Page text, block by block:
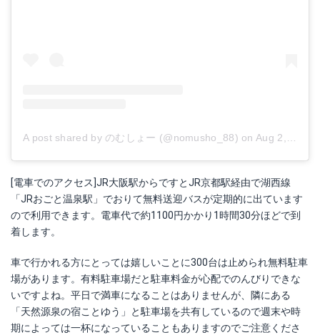
A post shared by のむしょー (@nomusho_88) onAug 2, 2016 at 5:28am PDT
[電車でのアクセス]JR大阪駅からですとJR京都駅経由で湖西線
「JRおごと温泉駅」でおりて無料送迎バスが定期的に出ています
ので利用できます。電車代で約1100円かかり1時間30分ほどで到
着します。
車で行かれる方にとっては嬉しいことに300台は止められ無料駐車
場があります。有料駐車場だと駐車料金が心配でのんびりできな
いですよね。平日で満車になることはありませんが、隣にある
「天然源泉の宿ことゆう」と駐車場を共有しているので週末や時
期によっては一杯になっていることもありますのでご注意くださ